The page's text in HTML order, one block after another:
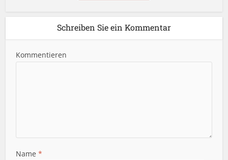
Schreiben Sie ein Kommentar
Kommentieren
Name*